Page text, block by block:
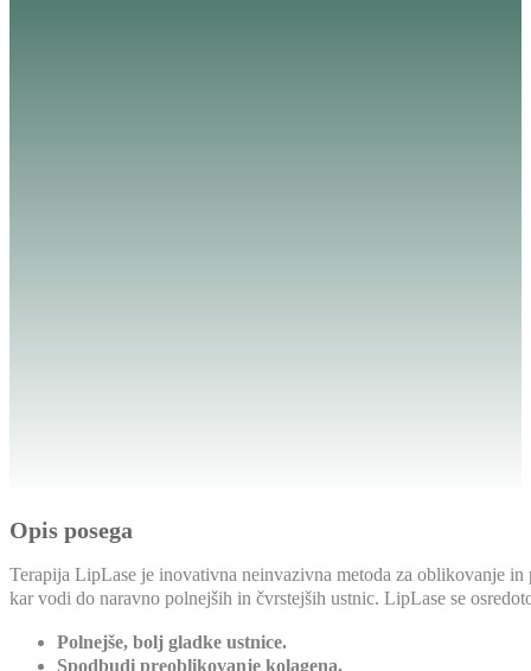
Opis posega
Terapija LipLase je inovativna neinvazivna metoda za oblikovanje
kar vodi do naravno polnejših in čvrstejših ustnic. LipLase se
Polnejše, bolj gladke ustnice.
Spodbudi preoblikovanje kolagena.